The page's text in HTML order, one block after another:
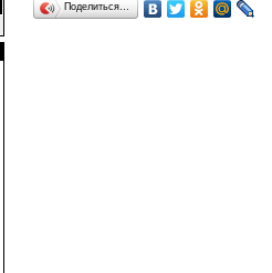
Поделиться…